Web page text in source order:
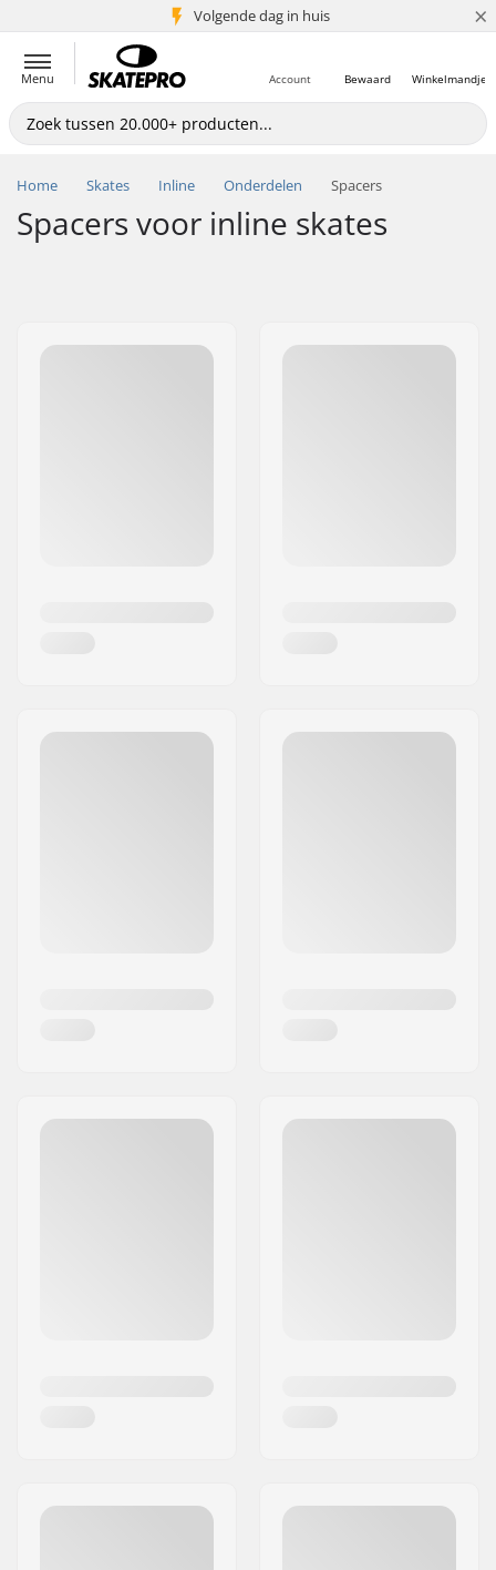
Volgende dag in huis
5+ mln. klanten ×
Menu Winkelmandje
Bewaard
Account
Home Skates Inline Onderdelen Spacers
Spacers voor inline skates